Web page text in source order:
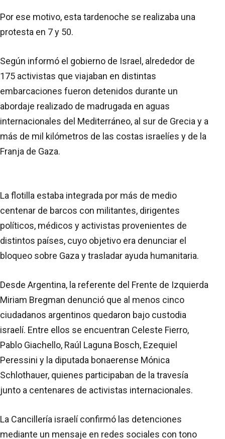
Por ese motivo, esta tardenoche se realizaba una
protesta en 7 y 50.
Según informó el gobierno de Israel, alrededor de
175 activistas que viajaban en distintas
embarcaciones fueron detenidos durante un
abordaje realizado de madrugada en aguas
internacionales del Mediterráneo, al sur de Grecia y a
más de mil kilómetros de las costas israelíes y de la
Franja de Gaza.
La flotilla estaba integrada por más de medio
centenar de barcos con militantes, dirigentes
políticos, médicos y activistas provenientes de
distintos países, cuyo objetivo era denunciar el
bloqueo sobre Gaza y trasladar ayuda humanitaria.
Desde Argentina, la referente del Frente de Izquierda
Miriam Bregman denunció que al menos cinco
ciudadanos argentinos quedaron bajo custodia
israelí. Entre ellos se encuentran Celeste Fierro,
Pablo Giachello, Raúl Laguna Bosch, Ezequiel
Peressini y la diputada bonaerense Mónica
Schlothauer, quienes participaban de la travesía
junto a centenares de activistas internacionales.
La Cancillería israelí confirmó las detenciones
mediante un mensaje en redes sociales con tono